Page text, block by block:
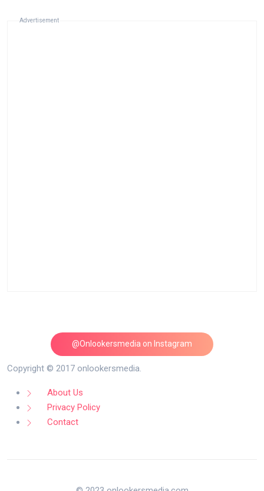
Advertisement
@Onlookersmedia on Instagram
Follow on Instagram
Copyright © 2017 onlookersmedia.
About Us
Privacy Policy
Contact